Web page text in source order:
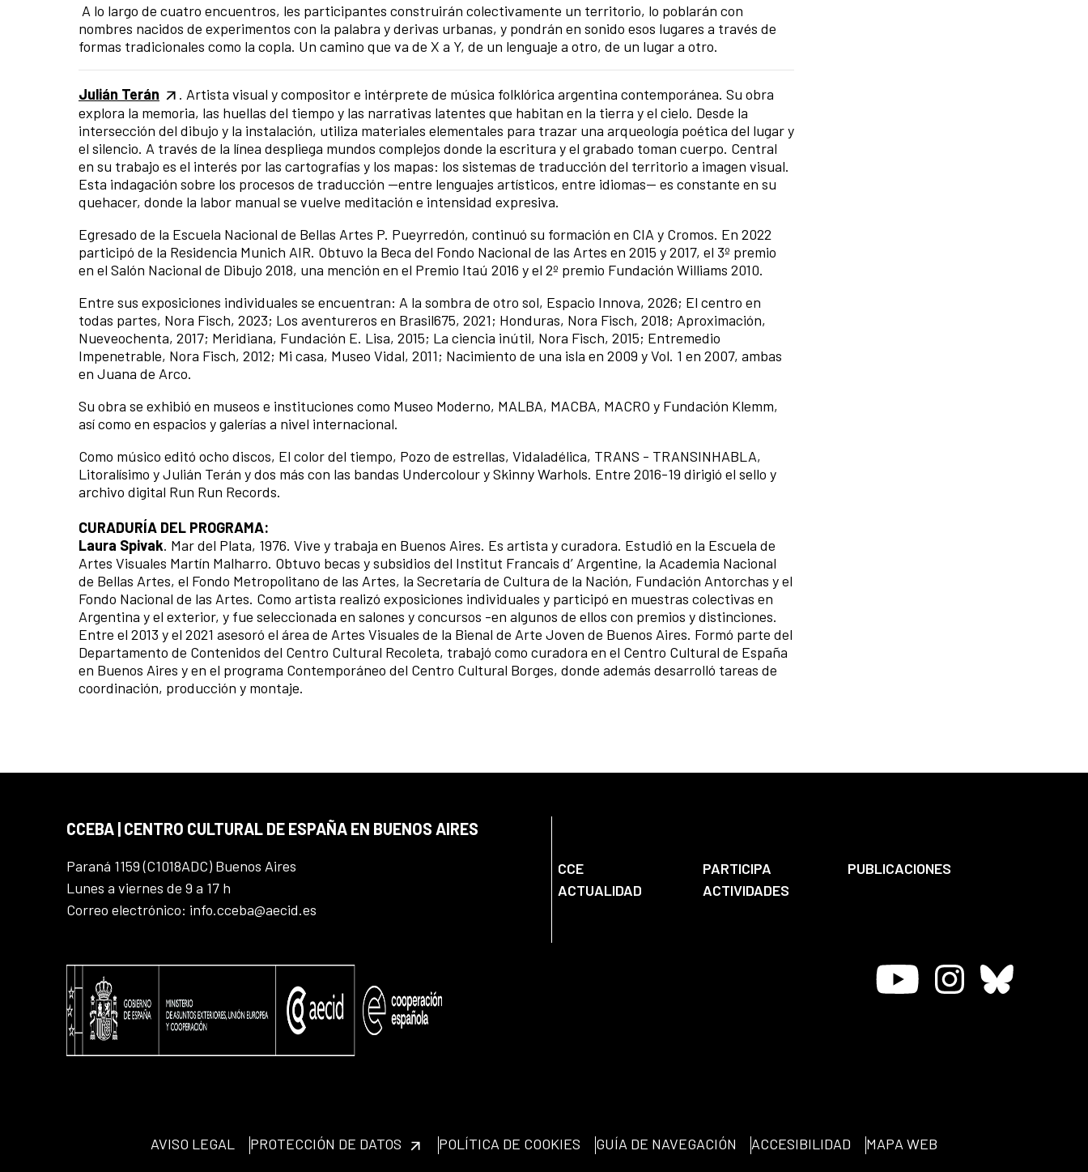
A lo largo de cuatro encuentros, les participantes construirán colectivamente un territorio, lo poblarán con
nombres nacidos de experimentos con la palabra y derivas urbanas, y pondrán en sonido esos lugares a través de
formas tradicionales como la copla. Un camino que va de X a Y, de un lenguaje a otro, de un lugar a otro.
Julián Terán
. Artista visual y compositor e intérprete de música folklórica argentina contemporánea. Su obra
explora la memoria, las huellas del tiempo y las narrativas latentes que habitan en la tierra y el cielo. Desde la
intersección del dibujo y la instalación, utiliza materiales elementales para trazar una arqueología poética del lugar y
el silencio. A través de la línea despliega mundos complejos donde la escritura y el grabado toman cuerpo. Central
en su trabajo es el interés por las cartografías y los mapas: los sistemas de traducción del territorio a imagen visual.
Esta indagación sobre los procesos de traducción —entre lenguajes artísticos, entre idiomas— es constante en su
quehacer, donde la labor manual se vuelve meditación e intensidad expresiva.
Egresado de la Escuela Nacional de Bellas Artes P. Pueyrredón, continuó su formación en CIA y Cromos. En 2022
participó de la Residencia Munich AIR. Obtuvo la Beca del Fondo Nacional de las Artes en 2015 y 2017, el 3º premio
en el Salón Nacional de Dibujo 2018, una mención en el Premio Itaú 2016 y el 2º premio Fundación Williams 2010.
Entre sus exposiciones individuales se encuentran: A la sombra de otro sol, Espacio Innova, 2026; El centro en
todas partes, Nora Fisch, 2023; Los aventureros en Brasil675, 2021; Honduras, Nora Fisch, 2018; Aproximación,
Nueveochenta, 2017; Meridiana, Fundación E. Lisa, 2015; La ciencia inútil, Nora Fisch, 2015; Entremedio
Impenetrable, Nora Fisch, 2012; Mi casa, Museo Vidal, 2011; Nacimiento de una isla en 2009 y Vol. 1 en 2007, ambas
en Juana de Arco.
Su obra se exhibió en museos e instituciones como Museo Moderno, MALBA, MACBA, MACRO y Fundación Klemm,
así como en espacios y galerías a nivel internacional.
Como músico editó ocho discos, El color del tiempo, Pozo de estrellas, Vidaladélica, TRANS - TRANSINHABLA,
Litoralísimo y Julián Terán y dos más con las bandas Undercolour y Skinny Warhols. Entre 2016-19 dirigió el sello y
archivo digital Run Run Records.
CURADURÍA DEL PROGRAMA:
Laura Spivak. Mar del Plata, 1976. Vive y trabaja en Buenos Aires. Es artista y curadora. Estudió en la Escuela de
Artes Visuales Martín Malharro. Obtuvo becas y subsidios del Institut Francais d’ Argentine, la Academia Nacional
de Bellas Artes, el Fondo Metropolitano de las Artes, la Secretaría de Cultura de la Nación, Fundación Antorchas y el
Fondo Nacional de las Artes. Como artista realizó exposiciones individuales y participó en muestras colectivas en
Argentina y el exterior, y fue seleccionada en salones y concursos -en algunos de ellos con premios y distinciones.
Entre el 2013 y el 2021 asesoró el área de Artes Visuales de la Bienal de Arte Joven de Buenos Aires. Formó parte del
Departamento de Contenidos del Centro Cultural Recoleta, trabajó como curadora en el Centro Cultural de España
en Buenos Aires y en el programa Contemporáneo del Centro Cultural Borges, donde además desarrolló tareas de
coordinación, producción y montaje.
CCEBA | CENTRO CULTURAL DE ESPAÑA EN BUENOS AIRES
Paraná 1159 (C1018ADC) Buenos Aires
Lunes a viernes de 9 a 17 h
Correo electrónico: info.cceba@aecid.es
CCE PARTICIPA
PUBLICACIONES
ACTUALIDAD
ACTIVIDADES
Youtube InstagramBluesky
AVISO LEGAL PROTECCIÓN DE DATOS POLÍTICA DE COOKIES GUÍA DE NAVEGACIÓN ACCESIBILIDAD MAPA WEB